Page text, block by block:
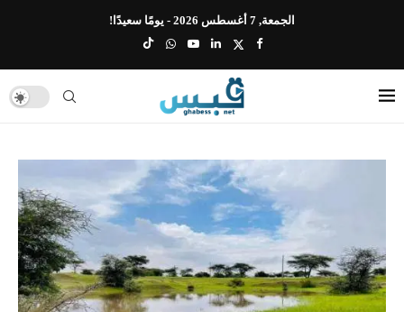
الجمعة, 7 أغسطس 2026 - يومًا سعيدًا!